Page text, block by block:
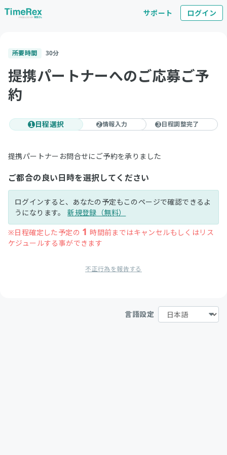
サポート ログイン
所要時間 30分
提携パートナーへのご応募ご予
約
1 日程選択 2情報入力 3 日程調整完了
提携パートナーお問合せにご予約を承りました
ご都合の良い日時を選択してください
ログインすると、あなたの予定もこのページで確認できるよ
うになります。新規登録（無料）
※日程確定した予定の 1 時間前まではキャンセルもしくはリス
ケジュールする事ができます
不正行為を報告する
言語設定